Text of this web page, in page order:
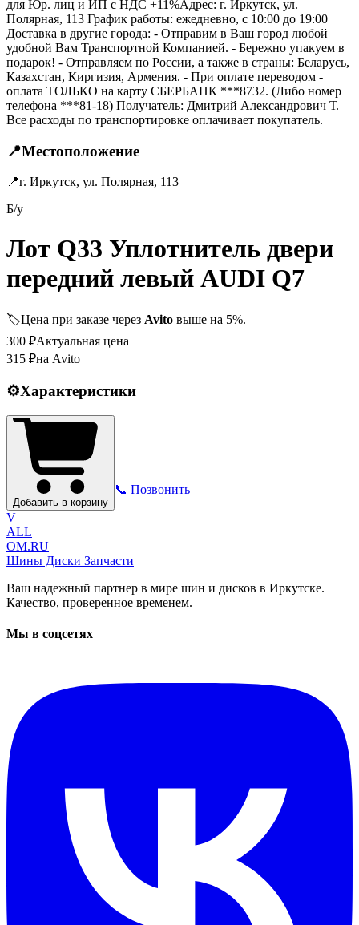
для Юр. лиц и ИП с НДС +11%Адрес: г. Иркутск, ул.
Полярная, 113 График работы: ежедневно, с 10:00 до 19:00
Доставка в другие города: - Отправим в Ваш город любой
удобной Вам Транспортной Компанией. - Бережно упакуем в
подарок! - Отправляем по России, а также в страны: Беларусь,
Казахстан, Киргизия, Армения. - При оплате переводом -
оплата ТОЛЬКО на карту СБЕРБАНК ***8732. (Либо номер
телефона ***81-18) Получатель: Дмитрий Александрович Т.
Все расходы по транспортировке оплачивает покупатель.
📍Местоположение
📍г. Иркутск, ул. Полярная, 113
Б/у
Лот Q33 Уплотнитель двери
передний левый AUDI Q7
🏷️Цена при заказе через Avito выше на 5%.
300 ₽Актуальная цена
315 ₽на Avito
⚙️Характеристики
Добавить в корзину
📞 Позвонить
V
ALL
OM.RU
Шины Диски Запчасти
Ваш надежный партнер в мире шин и дисков в Иркутске.
Качество, проверенное временем.
Мы в соцсетях